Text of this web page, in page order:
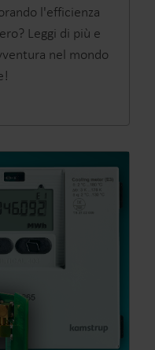
l'efficienza
Leggi di più e
nel mondo